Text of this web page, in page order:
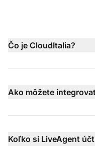
Čo je CloudItalia?
Ako môžete
Koľko si LiveAgent